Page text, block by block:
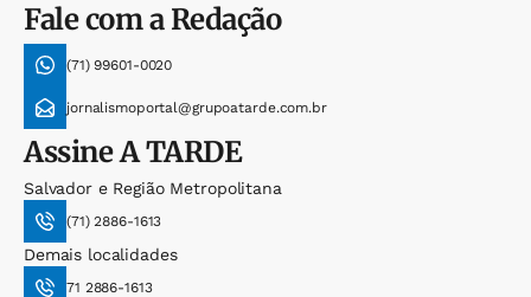
Fale com a Redação
(71) 99601-0020
jornalismoportal@grupoatarde.com.br
AssineA TARDE
Salvador e Região Metropolitana
(71) 2886-1613
Demais localidades
71 2886-1613